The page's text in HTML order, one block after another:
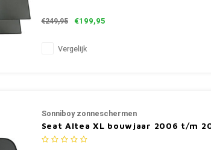
€249,95 €199,95
Vergelijk
Sonniboy zonneschermen
Seat Altea XL bouwjaar 2006 t/m